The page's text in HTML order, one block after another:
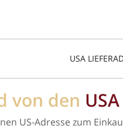
USA
von den
US-Adresse zum